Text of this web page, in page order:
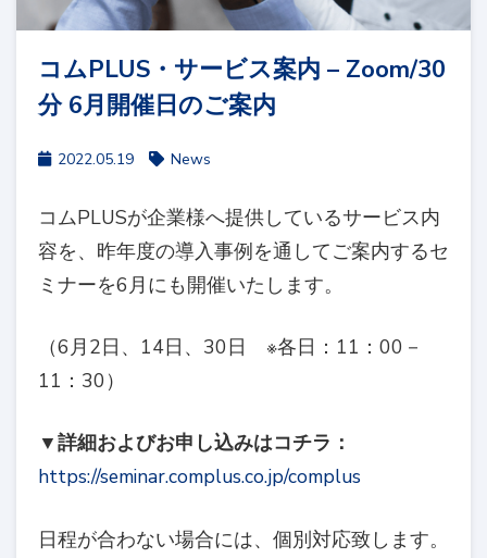
コムPLUS・サービス案内 – Zoom/30
分 6月開催日のご案内
2022.05.19 News
コムPLUSが企業様へ提供しているサービス内
容を、昨年度の導入事例を通してご案内するセ
ミナーを6月にも開催いたします。
（6月2日、14日、30日 ※各日：11：00－
11：30）
▼詳細およびお申し込みはコチラ：
https://seminar.complus.co.jp/complus
日程が合わない場合には、個別対応致します。